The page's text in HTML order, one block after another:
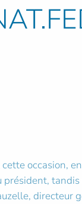
occasion,
président,
directeur